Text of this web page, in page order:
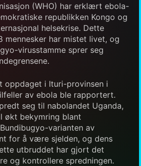
(WHO) har erklært ebola-
republikken Kongo og
helsekrise. Dette
mennesker har mistet livet, og
virusstamme sprer seg
oppdaget i Ituri-provinsen i
av ebola ble rapportert.
seg til nabolandet Uganda,
økt bekymring blant
varianten av
for å være sjelden, og dens
utbruddet har gjort det
og kontrollere spredningen.